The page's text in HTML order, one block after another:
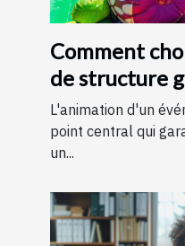
Comment
de structure
votre
L'animation d'un
point central qui
un...